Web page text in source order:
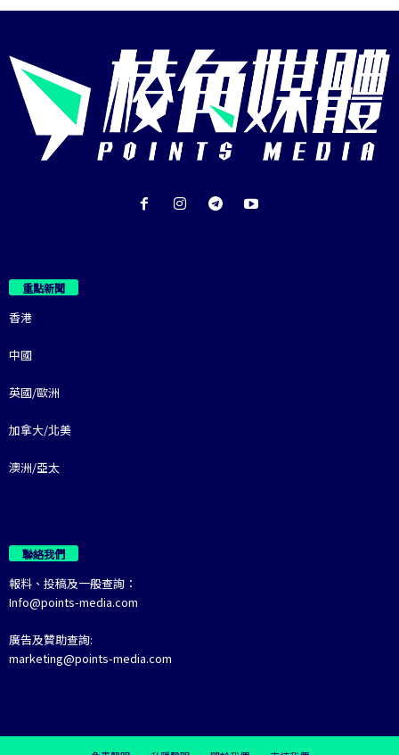
重點新聞
香港
中國
英國/歐洲
加拿大/北美
澳洲/亞太
聯絡我們
報料、投稿及一般查詢：
Info@points-media.com
廣告及贊助查詢:
marketing@points-media.com